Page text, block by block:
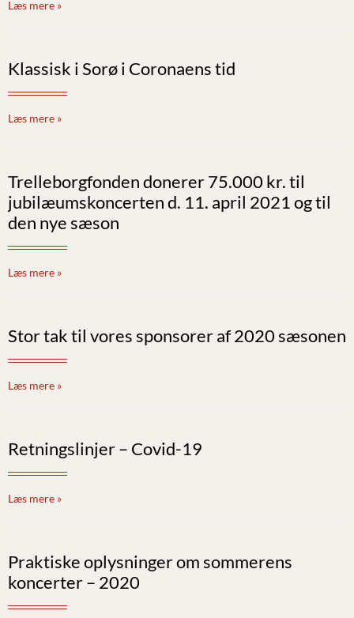
Læs mere »
Klassisk i Sorø i Coronaens tid
Læs mere »
Trelleborgfonden donerer 75.000 kr. til
jubilæumskoncerten d. 11. april 2021 og til
den nye sæson
Læs mere »
Stor tak til vores sponsorer af 2020 sæsonen
Læs mere »
Retningslinjer – Covid-19
Læs mere »
Praktiske oplysninger om sommerens
koncerter – 2020